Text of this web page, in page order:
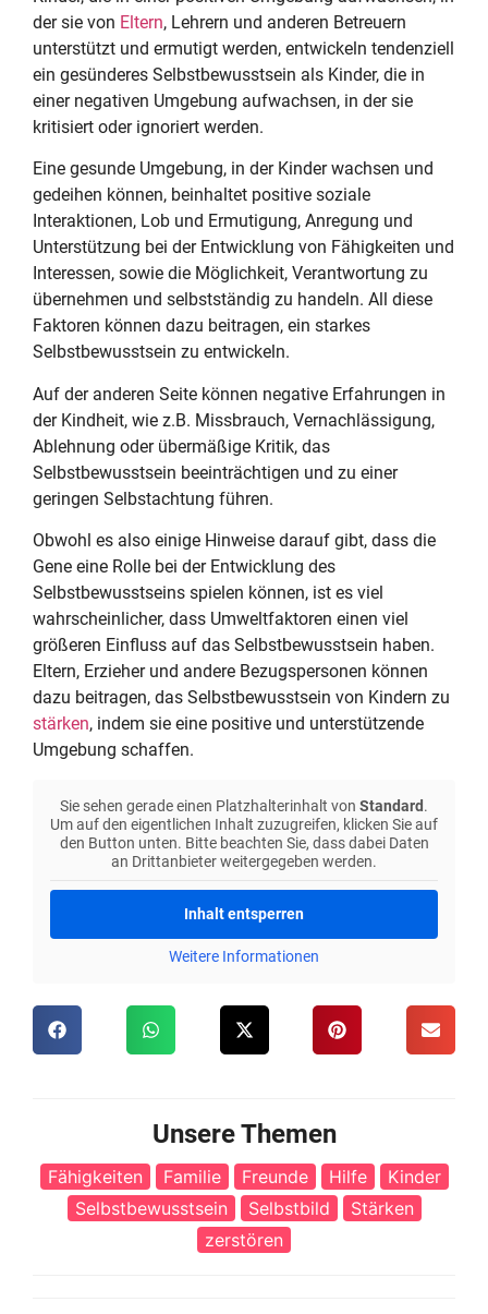
der sie von Eltern, Lehrern und anderen Betreuern
unterstützt und ermutigt werden, entwickeln tendenziell
ein gesünderes Selbstbewusstsein als Kinder, die in
einer negativen Umgebung aufwachsen, in der sie
kritisiert oder ignoriert werden.
Eine gesunde Umgebung, in der Kinder wachsen und
gedeihen können, beinhaltet positive soziale
Interaktionen, Lob und Ermutigung, Anregung und
Unterstützung bei der Entwicklung von Fähigkeiten und
Interessen, sowie die Möglichkeit, Verantwortung zu
übernehmen und selbstständig zu handeln. All diese
Faktoren können dazu beitragen, ein starkes
Selbstbewusstsein zu entwickeln.
Auf der anderen Seite können negative Erfahrungen in
der Kindheit, wie z.B. Missbrauch, Vernachlässigung,
Ablehnung oder übermäßige Kritik, das
Selbstbewusstsein beeinträchtigen und zu einer
geringen Selbstachtung führen.
Obwohl es also einige Hinweise darauf gibt, dass die
Gene eine Rolle bei der Entwicklung des
Selbstbewusstseins spielen können, ist es viel
wahrscheinlicher, dass Umweltfaktoren einen viel
größeren Einfluss auf das Selbstbewusstsein haben.
Eltern, Erzieher und andere Bezugspersonen können
dazu beitragen, das Selbstbewusstsein von Kindern zu
stärken, indem sie eine positive und unterstützende
Umgebung schaffen.
Sie sehen gerade einen Platzhalterinhalt von Standard .
Um auf den eigentlichen Inhalt zuzugreifen, klicken Sie auf
den Button unten. Bitte beachten Sie, dass dabei Daten
an Drittanbieter weitergegeben werden.
Inhalt entsperren
Weitere Informationen
Unsere Themen
Fähigkeiten Familie Freunde Hilfe
Kinder
Selbstbewusstsein
Selbstbild
Stärken
zerstören